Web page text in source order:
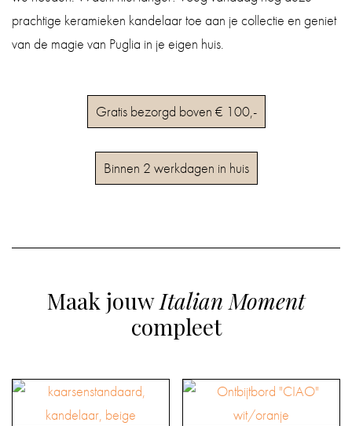
prachtige keramieken kandelaar toe aan je collectie en geniet
van de magie van Puglia in je eigen huis.
Gratis bezorgd boven € 100,-
Binnen 2 werkdagen in huis
Maak jouwItalian Moment
compleet